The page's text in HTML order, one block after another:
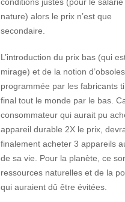
nature) alors le prix n’est que
secondaire.
L’introduction du prix bas (qui
mirage) et de la notion
programmée par les fabricants
final tout le monde par le bas.
consommateur qui aurait pu
appareil durable 2X le prix,
finalement acheter 3 appareils
de sa vie. Pour la planète, ce
ressources naturelles et de la
qui auraient dû être évitées.